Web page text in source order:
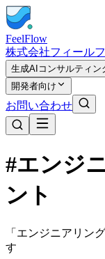
FeelFlow
株式会社フィール
生成AIコンサルティン
開発者向け
お問い合わせ
#エンジ
ント
「エンジニアリン
す